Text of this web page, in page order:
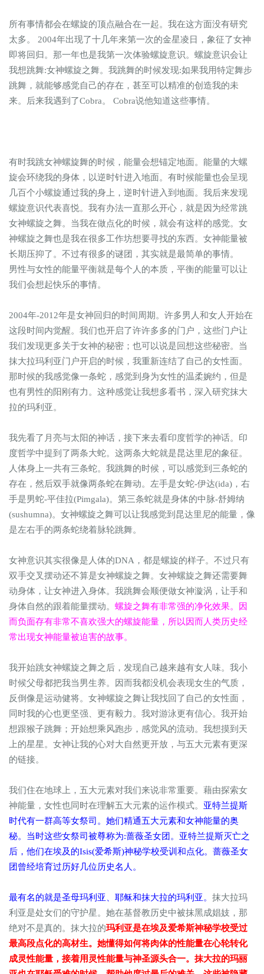
所有事情都会在螺旋的顶点融合在一起。我在这方面没有研究
太多。 2004年出现了十几年来第一次的金星凌日，象征了女神
即将回归。那一年也是我第一次体验螺旋意识。螺旋意识会让
我想跳舞:女神螺旋之舞。我跳舞的时候发现:如果我用特定舞步
跳舞，就能够感觉自己的存在，甚至可以精准的创造我的未
来。后来我遇到了Cobra。 Cobra说他知道这些事情。
有时我跳女神螺旋舞的时候，能量会想锚定地面。能量的大螺
旋会环绕我的身体，以逆时针进入地面。有时候能量也会呈现
几百个小螺旋通过我的身上，逆时针进入到地面。我后来发现
螺旋意识代表喜悦。我有办法一直那么开心，就是因为经常跳
女神螺旋之舞。当我在做点化的时候，就会有这样的感觉。女
神螺旋之舞也是我在很多工作坊想要寻找的东西。女神能量被
长期压抑了。不过有很多的谜团，其实就是最简单的事情。
男性与女性的能量平衡就是每个人的本质，平衡的能量可以让
我们会想起快乐的事情。
2004年-2012年是女神回归的时间周期。许多男人和女人开始在
这段时间内觉醒。我们也开启了许许多多的门户，这些门户让
我们发现更多关于女神的秘密；也可以说是回想这些秘密。当
抹大拉玛利亚门户开启的时候，我重新连结了自己的女性面。
那时候的我感觉像一条蛇，感觉到身为女性的温柔婉约，但是
也有男性的阳刚有力。这种感觉让我想多看书，深入研究抹大
拉的玛利亚。
我先看了月亮与太阳的神话，接下来去看印度哲学的神话。印
度哲学中提到了两条大蛇。这两条大蛇就是昆达里尼的象征。
人体身上一共有三条蛇。我跳舞的时候，可以感觉到三条蛇的
存在，然后双手就像两条蛇在舞动。左手是女蛇-伊达(ida)，右
手是男蛇-平佳拉(Pimgala)。第三条蛇就是身体的中脉-舒姆纳
(sushumna)。女神螺旋之舞可以让我感觉到昆达里尼的能量，像
是左右手的两条蛇绕着脉轮跳舞。
女神意识其实很像是人体的DNA，都是螺旋的样子。不过只有
双手交叉摆动还不算是女神螺旋之舞。女神螺旋之舞还需要舞
动身体，让女神进入身体。我跳舞会顺便做女神漩涡，让手和
身体自然的跟着能量摆动。 螺旋之舞有非常强的净化效果。因
而负面存有非常不喜欢强大的螺旋能量，所以因而人类历史经
常出现女神能量被迫害的故事。
我开始跳女神螺旋之舞之后，发现自己越来越有女人味。我小
时候父母都把我当男生养。因而我都没机会表现女生的气质，
反倒像是运动健将。女神螺旋之舞让我找回了自己的女性面，
同时我的心也更坚强、更有毅力。我对游泳更有信心。我开始
想跟猴子跳舞；开始想乘风跑步，感觉风的流动。我想摸到天
上的星星。女神让我的心对大自然更开放，与五大元素有更深
的链接。
我们住在地球上，五大元素对我们来说非常重要。藉由探索女
神能量，女性也同时在理解五大元素的运作模式。 亚特兰提斯
时代有一群高等女祭司。她们精通五大元素和女神能量的奥
秘。当时这些女祭司被尊称为:蔷薇圣女团。亚特兰提斯灭亡之
后，他们在埃及的Isis(爱希斯)神秘学校受训和点化。蔷薇圣女
团曾经培育过历好几位历史名人。
最有名的就是圣母玛利亚、耶稣和抹大拉的玛利亚。 抹大拉玛
利亚是处女们的守护星。她在基督教历史中被抹黑成娼妓，那
绝对不是真的。抹大拉的玛利亚是在埃及爱希斯神秘学校受过
最高段点化的高材生。她懂得如何将肉体的性能量在心轮转化
成灵性能量，接着用灵性能量与神圣源头合一。抹大拉的玛丽